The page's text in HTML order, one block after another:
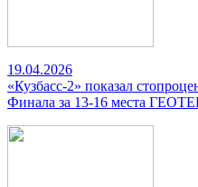
19.04.2026
«Кузбасс-2» показал
Финала за 13-16 места